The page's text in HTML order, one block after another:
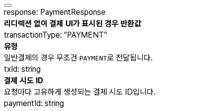
response: PaymentResponse
리디렉션 없이 결제 UI가 표시된 경우 반환값
transactionType: "PAYMENT"
유형
일반결제의 경우 무조건 PAYMENT로 전달됩니다.
txId: string
결제 시도 ID
요청마다 고유하게 생성되는 결제 시도 ID입니다.
paymentId: string